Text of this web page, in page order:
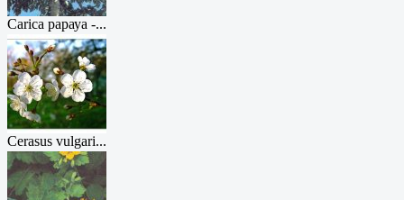
Carica рарауа -...
Cerasus vulgari...